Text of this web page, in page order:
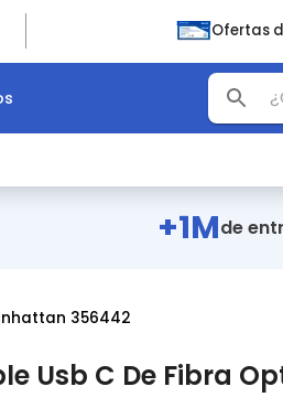
Ofertas
+1Mde
356442
Usb C De Fibra